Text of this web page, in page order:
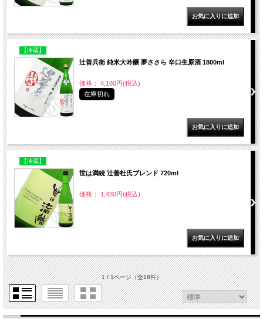
【冷蔵】
辻善兵衛 純米大吟醸 夢ささら 辛口生原酒 1800ml
価格： 4,180円(税込)
在庫切れ
【冷蔵】
世は満続 辻善杜氏ブレンド 720ml
価格： 1,430円(税込)
1 / 1ページ（全18件）